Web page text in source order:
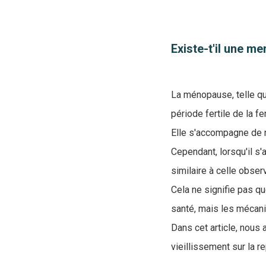
Existe-t'il une
La ménopause, telle
période fertile de la
Elle s'accompagne de
Cependant, lorsqu'il
similaire à celle
Cela ne signifie pas
santé, mais les
Dans cet article, nous
vieillissement sur la